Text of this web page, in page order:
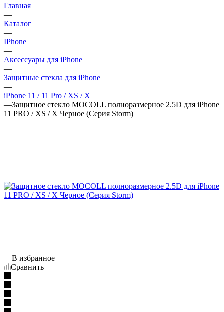
Главная
—
Каталог
—
IPhone
—
Аксессуары для iPhone
—
Защитные стекла для iPhone
—
iPhone 11 / 11 Pro / XS / X
—Защитное стекло MOCOLL полноразмерное 2.5D для iPhone
11 PRO / XS / X Черное (Серия Storm)
В избранное
Сравнить